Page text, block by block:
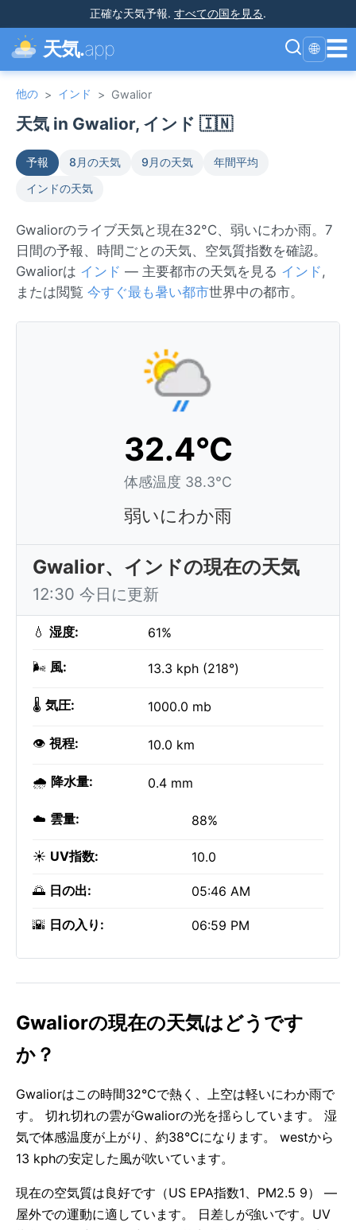
正確な天気予報. すべての国を見る.
天気.app 🌐 ☰
他の > インド > Gwalior
天気 in Gwalior, インド 🇮🇳
予報 8月の天気 9月の天気
年間平均
インドの天気
Gwaliorのライブ天気と現在32°C、弱いにわか雨。7
日間の予報、時間ごとの天気、空気質指数を確認。
Gwaliorは インド — 主要都市の天気を見る インド,
または閲覧 今すぐ最も暑い都市世界中の都市。
32.4°C
体感温度 38.3°C
弱いにわか雨
Gwalior、インドの現在の天気
12:30 今日に更新
💧 湿度: 61%
🌬️ 風: 13.3 kph (218°)
🌡️ 気圧: 1000.0 mb
👁️ 視程: 10.0 km
🌧️ 降水量: 0.4 mm
☁️ 雲量: 88%
☀️ UV指数: 10.0
🌅 日の出: 05:46 AM
🌇 日の入り: 06:59 PM
Gwaliorの現在の天気はどうです
か？
Gwaliorはこの時間32°Cで熱く、上空は軽いにわか雨で
す。 切れ切れの雲がGwaliorの光を揺らしています。 湿
気で体感温度が上がり、約38°Cになります。 westから
13 kphの安定した風が吹いています。
現在の空気質は良好です（US EPA指数1、PM2.5 9） —
屋外での運動に適しています。 日差しが強いです。UV